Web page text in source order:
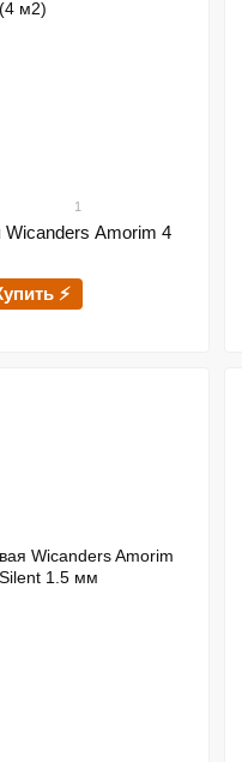
1
Amorim 4
⚡